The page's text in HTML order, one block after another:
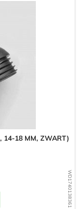
WD1740138361
14-18 MM, ZWART)